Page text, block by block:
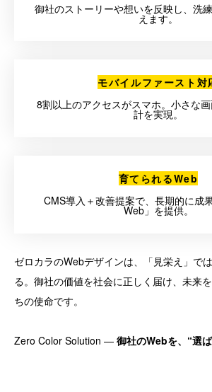
御社のストーリーや想いを反映し、洗
えます。
モバイルファースト対
8割以上のアクセスがスマホ。小さな
計を実現。
育てられるWeb
CMS導入＋改善提案で、長期的に成
Web」を提供。
ゼロカラのWebデザインは、「見栄え」で
る。御社の価値を社会に正しく届け、未来
ちの使命です。
Zero Color Solution — 御社のWebを、“選ば